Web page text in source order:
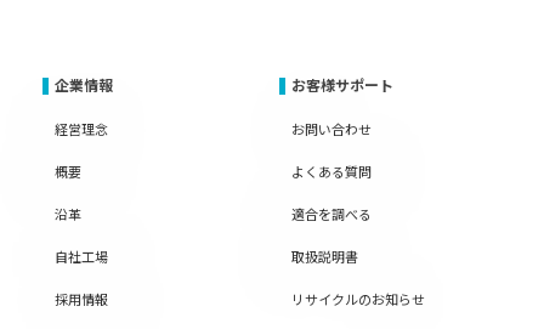
企業情報
経営理念
概要
沿革
自社工場
採用情報
お客様サポート
お問い合わせ
よくある質問
適合を調べる
取扱説明書
リサイクルのお知らせ